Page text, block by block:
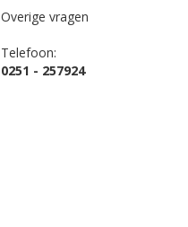
Overige vragen
Telefoon:
0251 - 257924